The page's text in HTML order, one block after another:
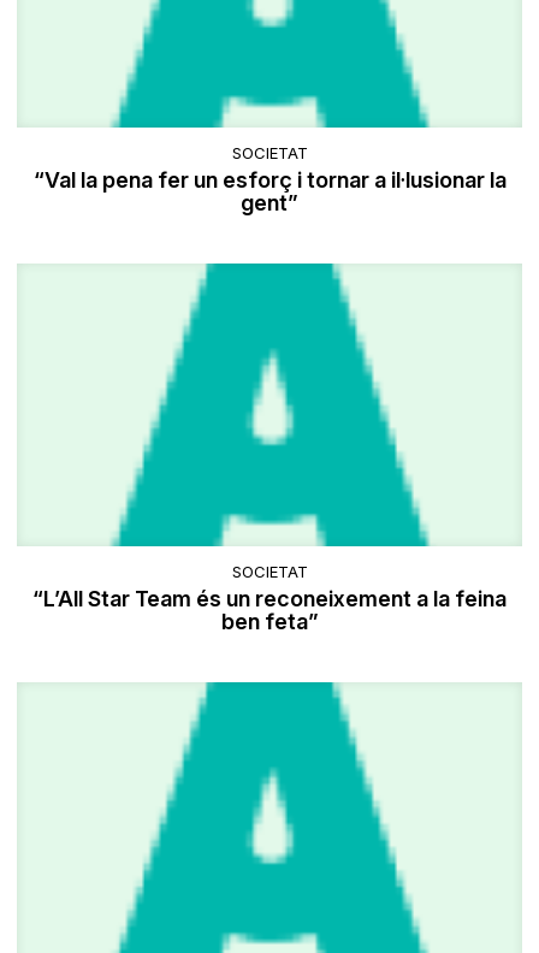
SOCIETAT
“Val la pena fer un esforç i tornar a il·lusionar la
gent”
SOCIETAT
“L’All Star Team és un reconeixement a la feina
ben feta”